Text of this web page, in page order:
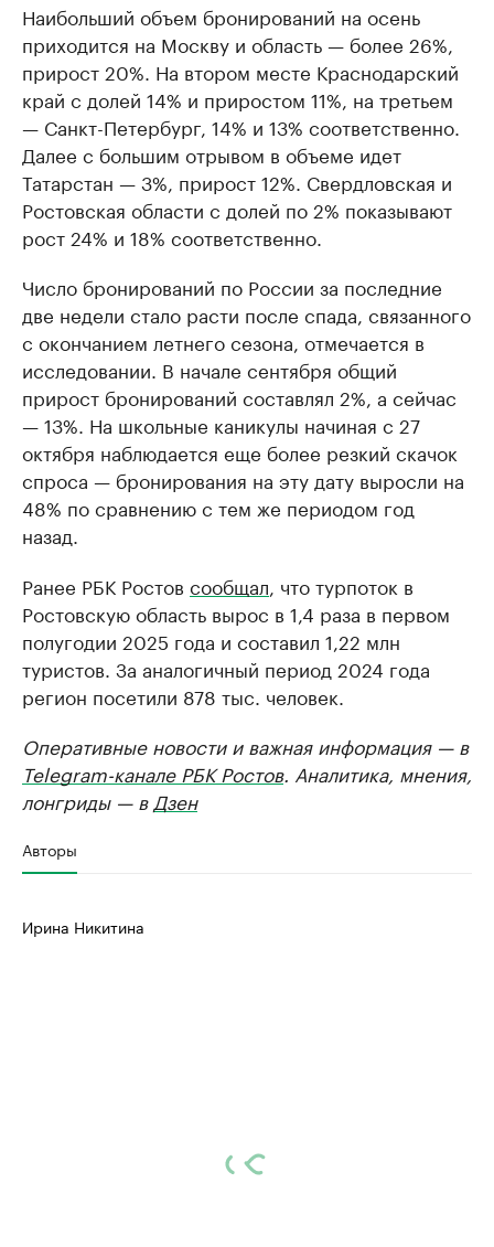
Наибольший объем бронирований на осень
приходится на Москву и область — более 26%,
прирост 20%. На втором месте Краснодарский
край с долей 14% и приростом 11%, на третьем
— Санкт-Петербург, 14% и 13% соответственно.
Далее с большим отрывом в объеме идет
Татарстан — 3%, прирост 12%. Свердловская и
Ростовская области с долей по 2% показывают
рост 24% и 18% соответственно.
Число бронирований по России за последние
две недели стало расти после спада, связанного
с окончанием летнего сезона, отмечается в
исследовании. В начале сентября общий
прирост бронирований составлял 2%, а сейчас
— 13%. На школьные каникулы начиная с 27
октября наблюдается еще более резкий скачок
спроса — бронирования на эту дату выросли на
48% по сравнению с тем же периодом год
назад.
Ранее РБК Ростов сообщал , что турпоток в
Ростовскую область вырос в 1,4 раза в первом
полугодии 2025 года и составил 1,22 млн
туристов. За аналогичный период 2024 года
регион посетили 878 тыс. человек.
Оперативные новости и важная информация — в
Telegram-канале РБК Ростов. Аналитика, мнения,
лонгриды — в Дзен
Авторы
Ирина Никитина